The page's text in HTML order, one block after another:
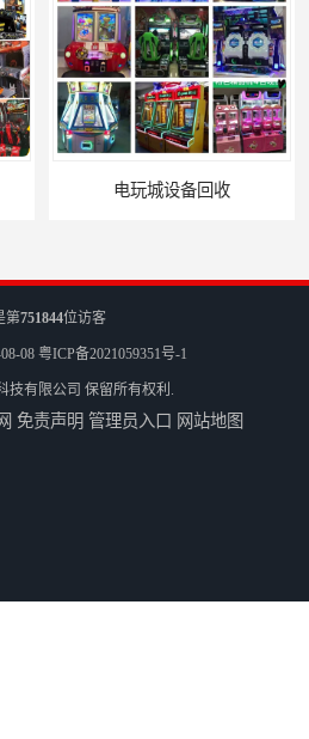
电玩城设备回收
第751844位访客
08 粤ICP备2021059351号-1
技有限公司 保留所有权利.
免责声明 管理员入口 网站地图